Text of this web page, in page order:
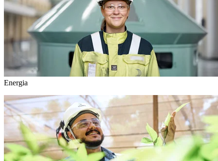
Energia